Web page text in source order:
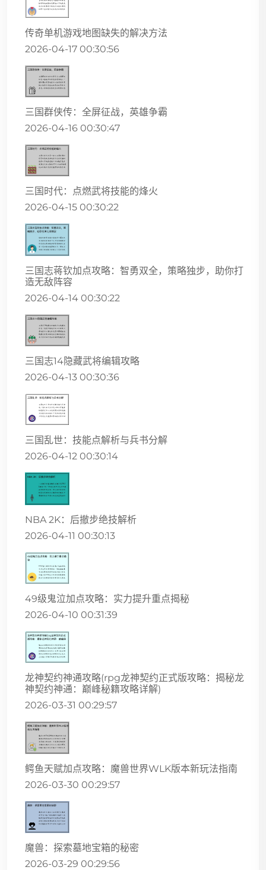
传奇单机游戏地图缺失的解决方法
2026-04-17 00:30:56
三国群侠传：全屏征战，英雄争霸
2026-04-16 00:30:47
三国时代：点燃武将技能的烽火
2026-04-15 00:30:22
三国志蒋钦加点攻略：智勇双全，策略独步，助你打
造无敌阵容
2026-04-14 00:30:22
三国志14隐藏武将编辑攻略
2026-04-13 00:30:36
三国乱世：技能点解析与兵书分解
2026-04-12 00:30:14
NBA 2K：后撤步绝技解析
2026-04-11 00:30:13
49级鬼泣加点攻略：实力提升重点揭秘
2026-04-10 00:31:39
龙神契约神通攻略(rpg龙神契约正式版攻略：揭秘龙
神契约神通：巅峰秘籍攻略详解)
2026-03-31 00:29:57
鳄鱼天赋加点攻略：魔兽世界WLK版本新玩法指南
2026-03-30 00:29:57
魔兽：探索墓地宝箱的秘密
2026-03-29 00:29:56